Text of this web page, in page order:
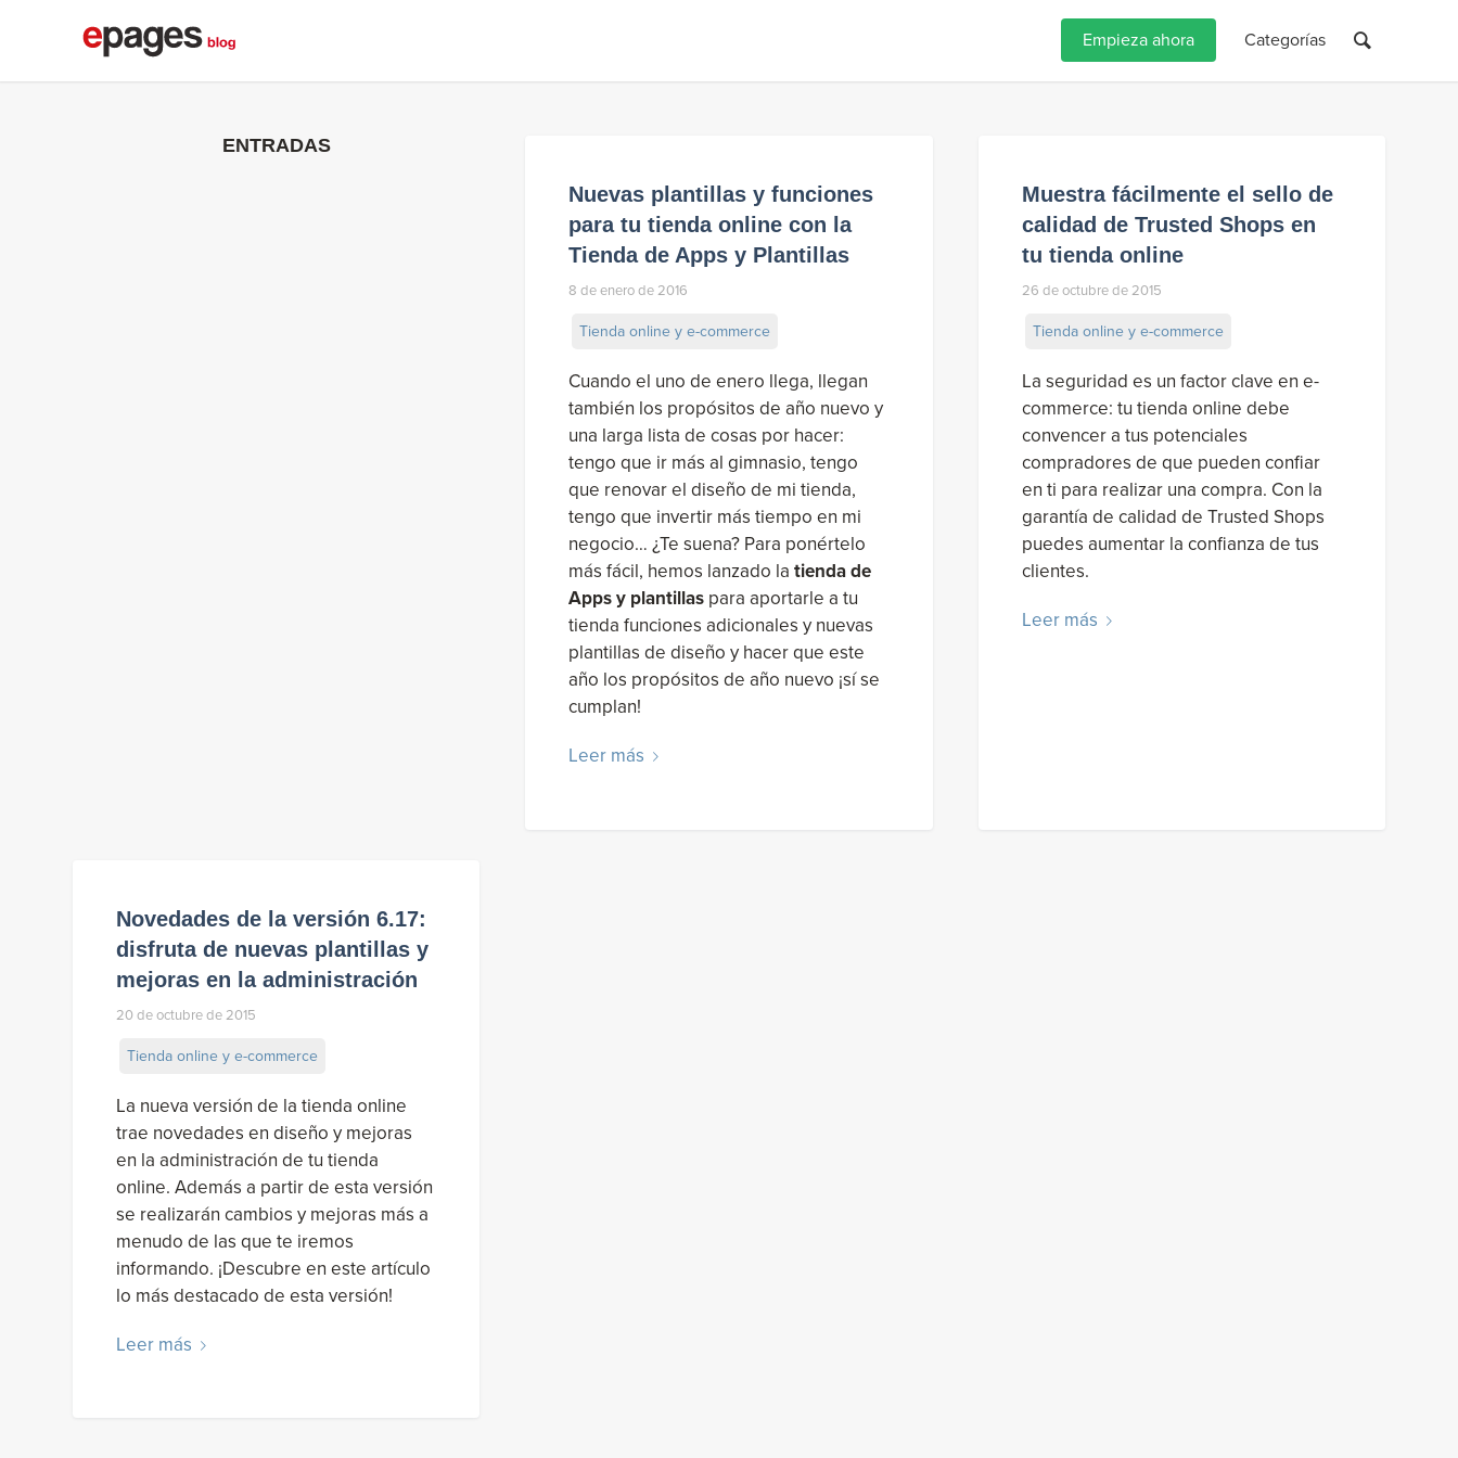
Empieza ahora Categorías
ENTRADAS
Nuevas plantillas y funciones
para tu tienda online con la
Tienda de Apps y Plantillas
8 de enero de 2016
Tienda online y e-commerce
Cuando el uno de enero llega, llegan
también los propósitos de año nuevo y
una larga lista de cosas por hacer:
tengo que ir más al gimnasio, tengo
que renovar el diseño de mi tienda,
tengo que invertir más tiempo en mi
negocio… ¿Te suena? Para ponértelo
más fácil, hemos lanzado latienda de
Apps y plantillas para aportarle a tu
tienda funciones adicionales y nuevas
plantillas de diseño y hacer que este
año los propósitos de año nuevo ¡sí se
cumplan!
Leer más
Muestra fácilmente el sello de
calidad de Trusted Shops en
tu tienda online
26 de octubre de 2015
Tienda online y e-commerce
La seguridad es un factor clave en e-
commerce: tu tienda online debe
convencer a tus potenciales
compradores de que pueden confiar
en ti para realizar una compra. Con la
garantía de calidad de Trusted Shops
puedes aumentar la confianza de tus
clientes.
Leer más
Novedades de la versión 6.17:
disfruta de nuevas plantillas y
mejoras en la administración
20 de octubre de 2015
Tienda online y e-commerce
La nueva versión de la tienda online
trae novedades en diseño y mejoras
en la administración de tu tienda
online. Además a partir de esta versión
se realizarán cambios y mejoras más a
menudo de las que te iremos
informando. ¡Descubre en este artículo
lo más destacado de esta versión!
Leer más